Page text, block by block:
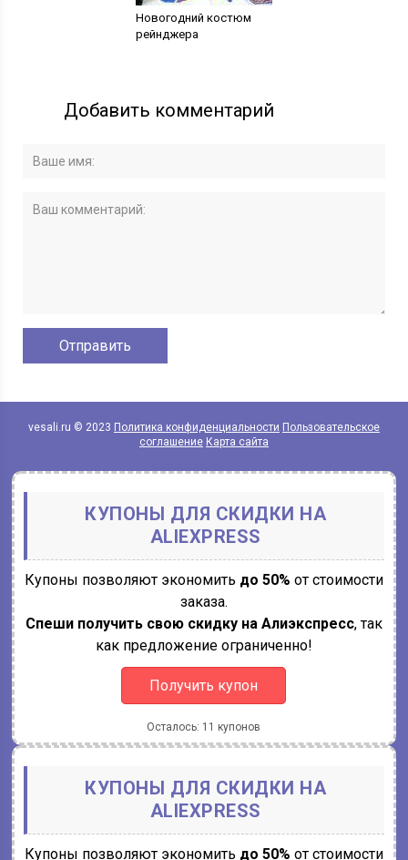
Новогодний костюм
рейнджера
Добавить комментарий
vesali.ru © 2023 Политика конфиденциальности Пользовательское
соглашение Карта сайта
КУПОНЫ ДЛЯ СКИДКИ НА
ALIEXPRESS
Купоны позволяют экономить до 50% от стоимости
заказа.
Спеши получить свою скидку на Алиэкспресс, так
как предложение ограниченно!
Получить купон
Осталось: 11 купонов
КУПОНЫ ДЛЯ СКИДКИ НА
ALIEXPRESS
Купоны позволяют экономить до 50% от стоимости